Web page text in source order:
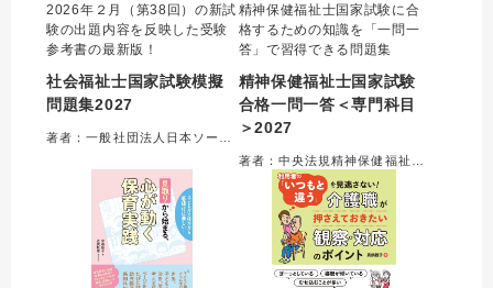
2026年２月（第38回）の新試
験の出題内容を反映した受験
参考書の最新版！
社会福祉士国家試験模擬
問題集2027
精神保健福祉士国家試験に合
格するための知識を「一問一
答」で習得できる問題集
精神保健福祉士国家試験
合格一問一答＜専門科目
＞2027